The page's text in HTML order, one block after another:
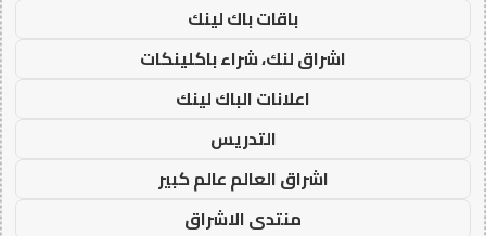
باقات باك لينك
اشراق لنك، شراء باكلينكات
اعلانات الباك لينك
التدريس
اشراق العالم عالم كبير
منتدى الاشراق